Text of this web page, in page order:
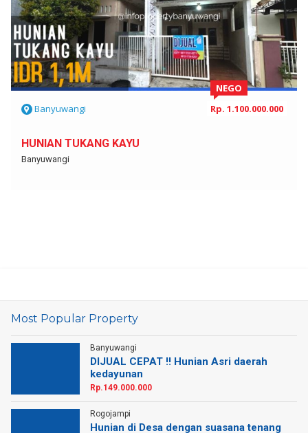
Banyuwangi Rp. 1.100.000.000
NEGO
HUNIAN TUKANG KAYU
Banyuwangi
Most Popular Property
Banyuwangi
DIJUAL CEPAT !! Hunian Asri daerah
kedayunan
Rp.149.000.000
Rogojampi
Hunian di Desa dengan suasana tenang